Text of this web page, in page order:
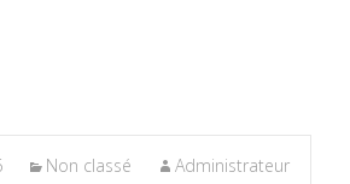
Non classé Administrateur